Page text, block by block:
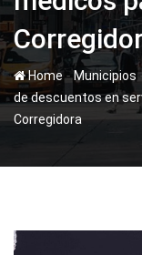
Home-Municipios
de descuentos en
Corregidora